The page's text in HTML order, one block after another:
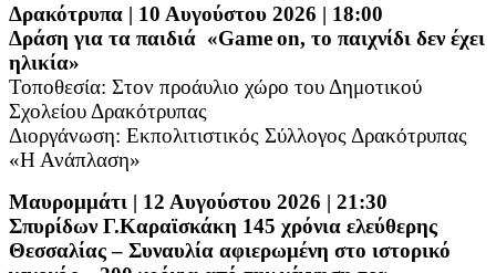
Δρακότρυπα | 10 Αυγούστου 2026 | 18:00
Δράση για τα παιδιά «Gameon, το παιχνίδι δεν έχει
ηλικία»
Τοποθεσία: Στον προάυλιο χώρο του Δημοτικού
Σχολείου Δρακότρυπας
Διοργάνωση: Εκπολιτιστικός Σύλλογος Δρακότρυπας
«Η Ανάπλαση»
Μαυρομμάτι | 12 Αυγούστου 2026 | 21:30
Σπυρίδων Γ.Καραϊσκάκη 145 χρόνια ελεύθερης
Θεσσαλίας – Συναυλία αφιερωμένη στο ιστορικό